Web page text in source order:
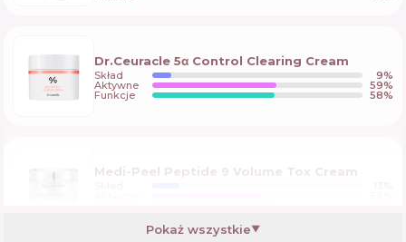
Dr.Ceuracle 5α Control Clearing Cream
Skład 9%
Aktywne 59%
Funkcje 58%
Medi-Peel Peptide 9 Volume Tox Cream
Pokaż wszystkie▼